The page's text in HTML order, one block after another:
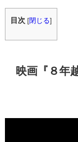
目次 [閉じる]
映画『８年